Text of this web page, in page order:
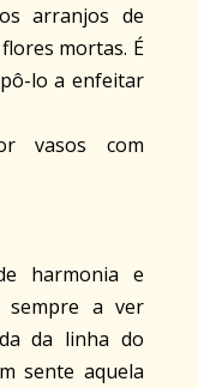
arranjos de
mortas. É
lo a enfeitar
vasos com
harmonia e
sempre a ver
da linha do
sente aquela